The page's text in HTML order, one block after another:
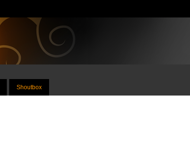
Shoutbox